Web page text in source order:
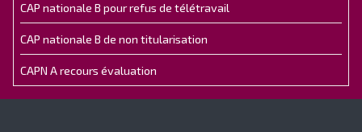
CAP nationale B pour refus de télétravail
CAP nationale B de non titularisation
CAPN A recours évaluation